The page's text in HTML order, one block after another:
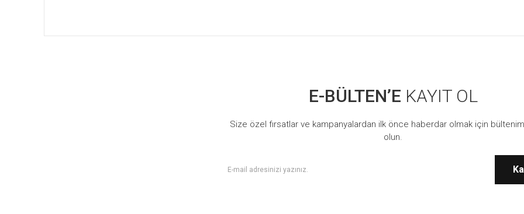
Yorum Yaz
Bu ürünün fiyat bilgisi, resim, ürün açıklamalarında ve diğer konularda yetersiz gördüğünüz noktaları öneri formunu kullanarak tarafımıza
E-BÜLTEN’E KAYIT OL
Size özel fırsatlar ve kampanyalardan ilk önce haberdar olmak için
olun.